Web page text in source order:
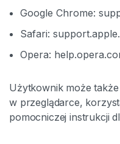
Google Chrome:
Safari:
Opera:
Użytkownik może
w przeglądarce,
pomocniczej instrukcji